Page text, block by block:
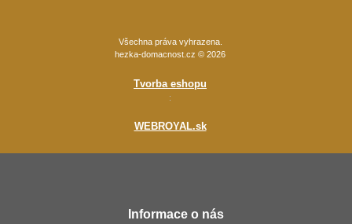
Všechna práva vyhrazena.
hezka-domacnost.cz © 2026
Tvorba eshopu
:
WEBROYAL.sk
Informace o nás